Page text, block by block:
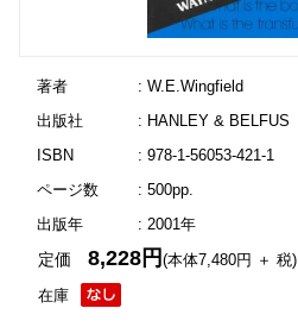
著者
: W.E.Wingfield
出版社
: HANLEY & BELFUS
ISBN
: 978-1-56053-421-1
ページ数
: 500pp.
出版年
: 2001年
在庫
定価8,228円(本体7,480円 ＋ 税)